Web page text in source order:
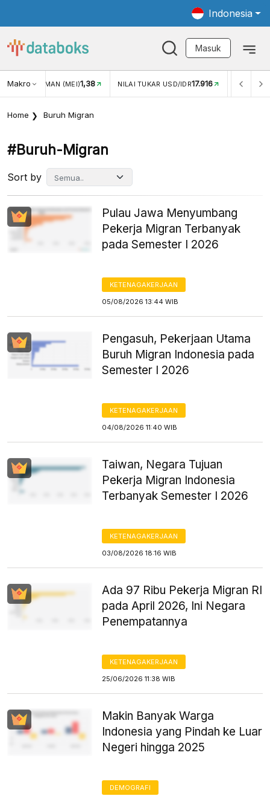
Indonesia
Masuk
Makro
NILAI TUKAR USD/IDR17.916 INFLASI YOY (JUL)2,88% INFLASI
Home Buruh Migran
#buruh-Migran
Sort by
Pulau Jawa Menyumbang
Pekerja Migran Terbanyak
pada Semester I 2026
KETENAGAKERJAAN
05/08/2026 13:44 WIB
Pengasuh, Pekerjaan Utama
Buruh Migran Indonesia pada
Semester I 2026
KETENAGAKERJAAN
04/08/2026 11:40 WIB
Taiwan, Negara Tujuan
Pekerja Migran Indonesia
Terbanyak Semester I 2026
KETENAGAKERJAAN
03/08/2026 18:16 WIB
Ada 97 Ribu Pekerja Migran RI
pada April 2026, Ini Negara
Penempatannya
KETENAGAKERJAAN
25/06/2026 11:38 WIB
Makin Banyak Warga
Indonesia yang Pindah ke Luar
Negeri hingga 2025
DEMOGRAFI